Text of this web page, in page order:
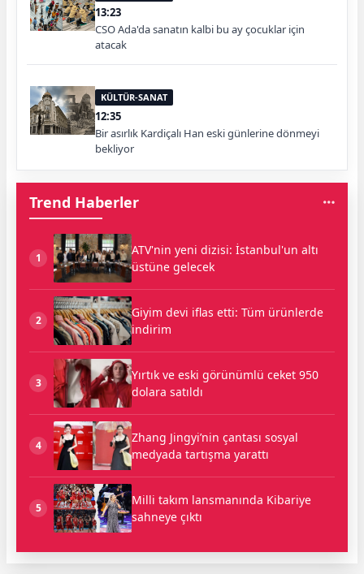
13:23
CSO Ada'da sanatın kalbi bu ay çocuklar için
atacak
KÜLTÜR-SANAT
12:35
Bir asırlık Kardiçalı Han eski günlerine dönmeyi
bekliyor
Trend Haberler
1
ATV'nin yeni dizisi: İstanbul'un altı
üstüne gelecek
2
Giyim devi iflas etti: Tüm ürünlerde
indirim
3
Yırtık ve eski görünümlü ceket 950
dolara satıldı
4
Zhang Jingyi’nin çantası sosyal
medyada tartışma yarattı
5
Milli takım lansmanında Kibariye
sahneye çıktı